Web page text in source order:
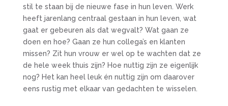
stil te staan bij de nieuwe fase in hun leven. Werk
heeft jarenlang centraal gestaan in hun leven, wat
gaat er gebeuren als dat wegvalt? Wat gaan ze
doen en hoe? Gaan ze hun collega’s en klanten
missen? Zit hun vrouw er wel op te wachten dat ze
de hele week thuis zijn? Hoe nuttig zijn ze eigenlijk
nog? Het kan heel leuk én nuttig zijn om daarover
eens rustig met elkaar van gedachten te wisselen.